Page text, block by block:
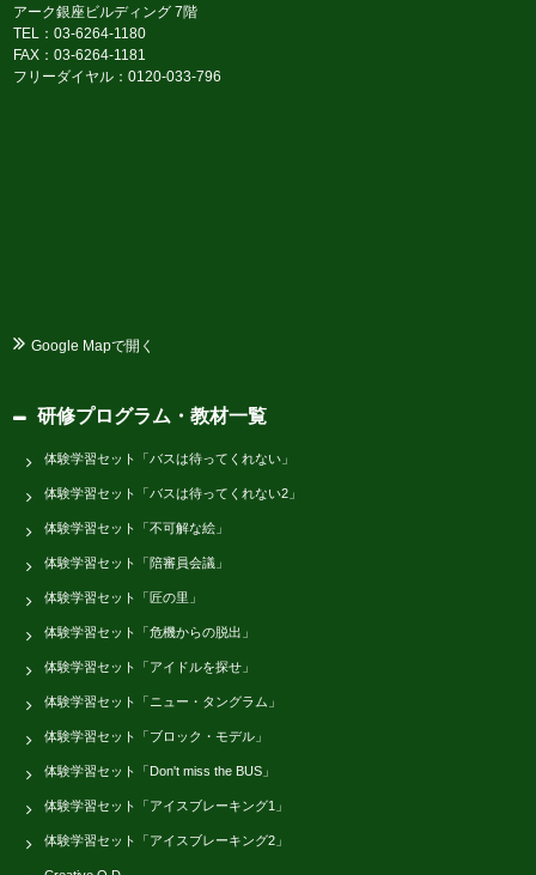
アーク銀座ビルディング 7階
TEL：03-6264-1180
FAX：03-6264-1181
フリーダイヤル：0120-033-796
Google Mapで開く
研修プログラム・教材一覧
体験学習セット「バスは待ってくれない」
体験学習セット「バスは待ってくれない2」
体験学習セット「不可解な絵」
体験学習セット「陪審員会議」
体験学習セット「匠の里」
体験学習セット「危機からの脱出」
体験学習セット「アイドルを探せ」
体験学習セット「ニュー・タングラム」
体験学習セット「ブロック・モデル」
体験学習セット「Don't miss the BUS」
体験学習セット「アイスブレーキング1」
体験学習セット「アイスブレーキング2」